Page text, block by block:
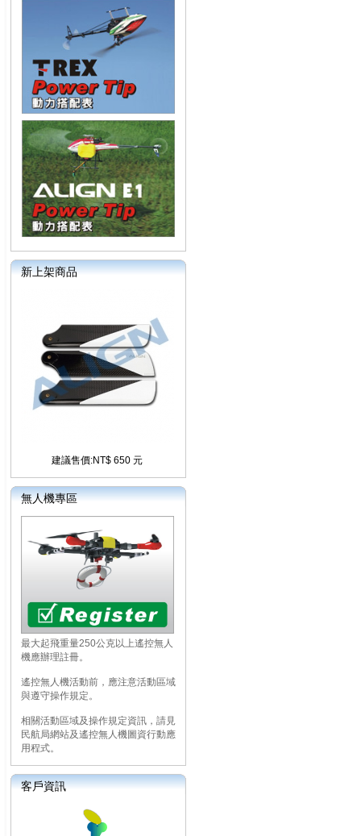
新上架商品
建議售價:NT$ 650 元
無人機專區
最大起飛重量250公克以上遙控無人
機應辦理註冊。
遙控無人機活動前，應注意活動區域
與遵守操作規定。
相關活動區域及操作規定資訊，請見
民航局網站及遙控無人機圖資行動應
用程式。
客戶資訊